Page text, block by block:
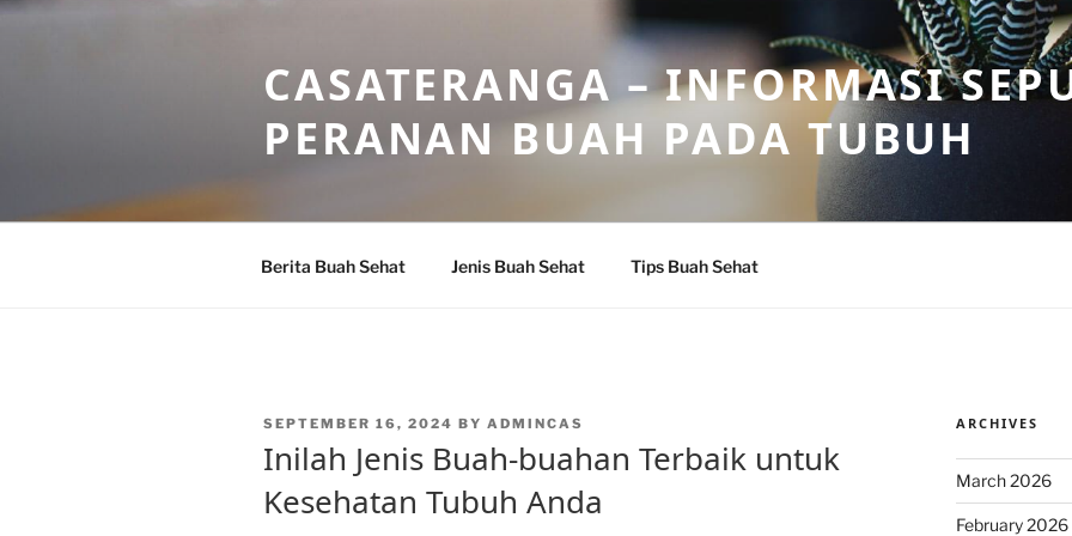
Skip
CASATERANGA – INFORMASI
PERANAN BUAH PADA TUBUH
Berita Buah Sehat Jenis Buah Sehat Tips Buah Sehat
POSTED
SEPTEMBER 16, 2024 BY ADMINCAS
Inilah Jenis Buah-buahan Terbaik untuk
Kesehatan Tubuh Anda
ARCHIVES
March 2026
February 2026